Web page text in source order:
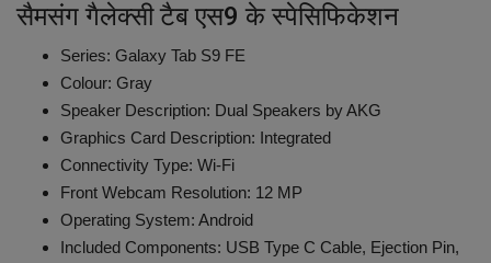
सैमसंग गैलेक्सी टैब एस9 के स्पेसिफिकेशन
Series: ‎Galaxy Tab S9 FE
Colour: Gray
Speaker Description: ‎Dual Speakers by AKG
Graphics Card Description: ‎Integrated
Connectivity Type: ‎Wi-Fi
Front Webcam Resolution: ‎12 MP
Operating System: ‎Android
Included Components: USB Type C Cable, Ejection Pin,